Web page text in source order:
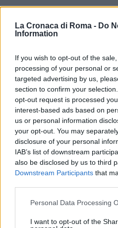
La Cronaca di Roma - Do
Information
If you wish to opt-out of the
processing of your personal or
targeted advertising by us,
section to confirm your
opt-out request is processed
interest-based ads based on
us or personal information
your opt-out. You may
disclosure of your personal
IAB’s list of downstream
also be disclosed by us to third
Downstream Participants that
Please note that this website/
not limited to your visit or usage
Personal Data Processing
I want to opt-out of the
POTREBBE
lasciano:
voci di crisi
2 anni fa
Giovanni
perso tutto
dolore mi
2 anni fa
La restituzione dell’anello
di Villa Leopardi, dove la
che non ha accettato